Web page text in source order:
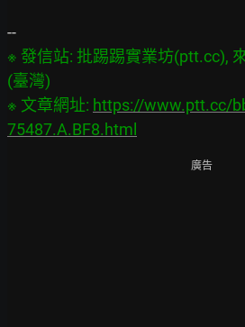
※ 發信站: 批踢踢實業坊(ptt.cc),
(臺灣)
※ 文章網址: https://www.ptt.cc/
75487.A.BF8.html
廣告